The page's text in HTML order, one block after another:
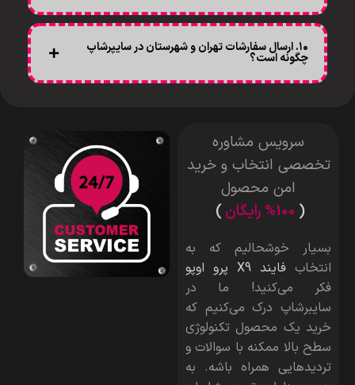
۱۰. ارسال سفارشات تهران و شهرستان در سایپرشاپ
چگونه است؟
سرویس مشاوره
تخصصی انتخاب و خرید
امن محصول
( %100 رایگان )
بسیار خوشحالیم که به
انتخاب فایند X9 پرو اوپو
فکر می‌کنید! ما در
سایبرشاپ درک می‌کنیم که
خرید یک محصول تکنولوژی
سطح بالا ممکنه با سوالات و
تردیدهایی همراه باشه. به